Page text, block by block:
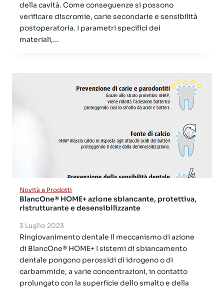
della cavità. Come conseguenze si possono
verificare discromie, carie secondarie e sensibilità
postoperatoria. I parametri specifici dei
materiali,...
Novità e Prodotti
BlancOne® HOME+ azione sbiancante, protettiva,
ristrutturante e desensibilizzante
3 Luglio 2023
Ringiovanimento dentale Il meccanismo di azione
di BlancOne® HOME+ I sistemi di sbiancamento
dentale pongono perossidi di idrogeno o di
carbammide, a varie concentrazioni, in contatto
prolungato con la superficie dello smalto e della